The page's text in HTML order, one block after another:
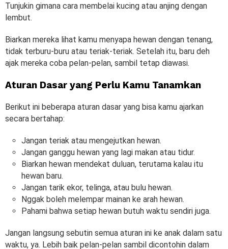
Tunjukin gimana cara membelai kucing atau anjing dengan
lembut.
Biarkan mereka lihat kamu menyapa hewan dengan tenang,
tidak terburu-buru atau teriak-teriak. Setelah itu, baru deh
ajak mereka coba pelan-pelan, sambil tetap diawasi.
Aturan Dasar yang Perlu Kamu Tanamkan
Berikut ini beberapa aturan dasar yang bisa kamu ajarkan
secara bertahap:
Jangan teriak atau mengejutkan hewan.
Jangan ganggu hewan yang lagi makan atau tidur.
Biarkan hewan mendekat duluan, terutama kalau itu
hewan baru.
Jangan tarik ekor, telinga, atau bulu hewan.
Nggak boleh melempar mainan ke arah hewan.
Pahami bahwa setiap hewan butuh waktu sendiri juga.
Jangan langsung sebutin semua aturan ini ke anak dalam satu
waktu, ya. Lebih baik pelan-pelan sambil dicontohin dalam